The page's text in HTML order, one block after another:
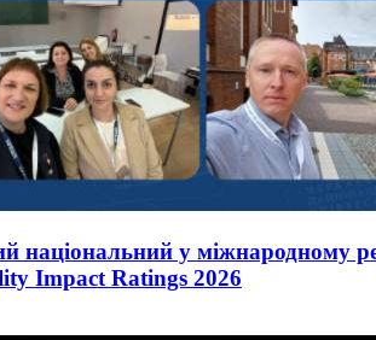
національний у міжнародному
Impact Ratings 2026